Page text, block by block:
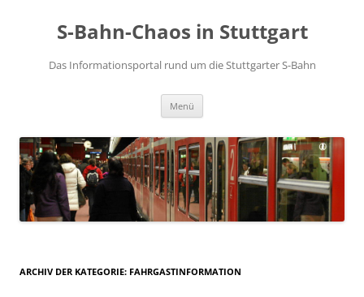
S-Bahn-Chaos in Stuttgart
Das Informationsportal rund um die Stuttgarter S-Bahn
Menü
ARCHIV DER KATEGORIE: FAHRGASTINFORMATION